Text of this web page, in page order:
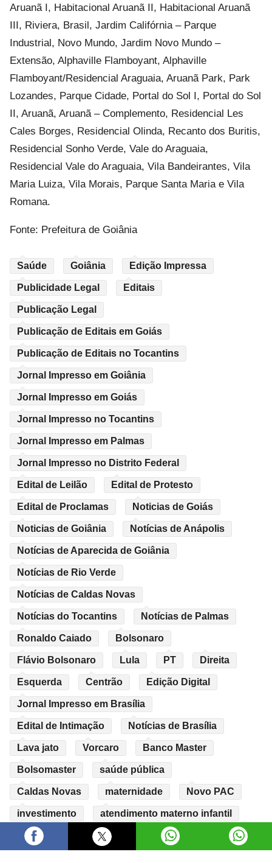
Aruanã I, Habitacional Aruanã II, Habitacional Aruanã
III, Riviera, Brasil, Jardim Califórnia – Parque
Industrial, Novo Mundo, Jardim Novo Mundo –
Extensão, Alphaville Flamboyant, Alphaville
Flamboyant/Residencial Araguaia, Aruanã Park, Park
Lozandes, Parque Cidade, Portal do Sol I, Portal do Sol
II, Aruanã, Aruanã – Complemento, Residencial Les
Cales Borges, Residencial Olinda, Recanto dos Buritis,
Residencial Sonho Verde, Vale do Araguaia,
Residencial Vale do Araguaia, Vila Bandeirantes, Vila
Maria Luiza, Vila Morais, Parque Santa Maria e Vila
Romana.
Fonte: Prefeitura de Goiânia
Saúde Goiânia Edição Impressa
Publicidade Legal Editais
Publicação Legal
Publicação de Editais em Goiás
Publicação de Editais no Tocantins
Jornal Impresso em Goiânia
Jornal Impresso em Goiás
Jornal Impresso no Tocantins
Jornal Impresso em Palmas
Jornal Impresso no Distrito Federal
Edital de Leilão Edital de Protesto
Edital de Proclamas Noticias de Goiás
Noticias de Goiânia Notícias de Anápolis
Notícias de Aparecida de Goiânia
Notícias de Rio Verde
Notícias de Caldas Novas
Notícias do Tocantins Notícias de Palmas
Ronaldo Caiado Bolsonaro
Flávio Bolsonaro Lula PT Direita
Esquerda Centrão Edição Digital
Jornal Impresso em Brasília
Edital de Intimação Notícias de Brasília
Lava jato Vorcaro Banco Master
Bolsomaster saúde pública
Caldas Novas maternidade Novo PAC
investimento atendimento materno infantil
emprego mutirao zeladoria